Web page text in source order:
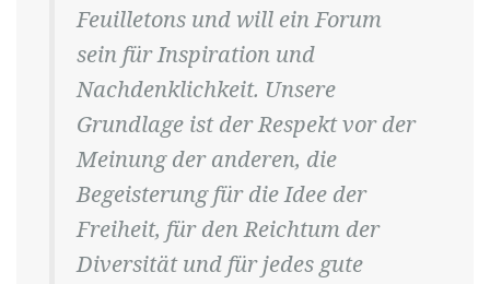
Feuilletons und will ein Forum
sein für Inspiration und
Nachdenklichkeit. Unsere
Grundlage ist der Respekt vor der
Meinung der anderen, die
Begeisterung für die Idee der
Freiheit, für den Reichtum der
Diversität und für jedes gute